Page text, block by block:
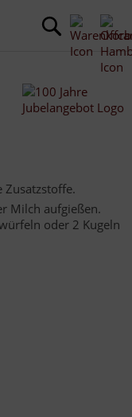
Milch aufgießen.
oder 2 Kugeln